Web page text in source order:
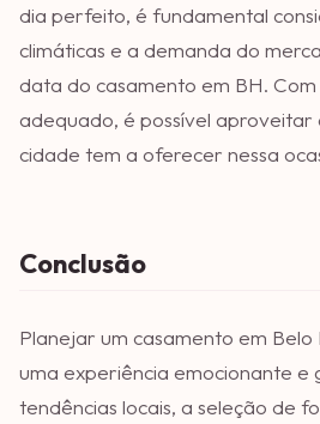
dia perfeito, é fundamental
climáticas e a demanda do
data do casamento em BH.
adequado, é possível aproveitar
cidade tem a oferecer nessa
Conclusão
Planejar um casamento em
uma experiência emocionante e
tendências locais, a seleção de